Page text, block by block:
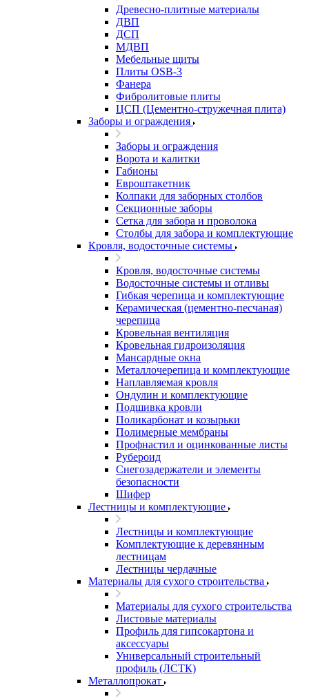
Древесно-плитные материалы
ДВП
ДСП
МДВП
Мебельные щиты
Плиты OSB-3
Фанера
Фибролитовые плиты
ЦСП (Цементно-стружечная плита)
Заборы и ограждения
Заборы и ограждения
Ворота и калитки
Габионы
Евроштакетник
Колпаки для заборных столбов
Секционные заборы
Сетка для забора и проволока
Столбы для забора и комплектующие
Кровля, водосточные системы
Кровля, водосточные системы
Водосточные системы и отливы
Гибкая черепица и комплектующие
Керамическая (цементно-песчаная)
черепица
Кровельная вентиляция
Кровельная гидроизоляция
Мансардные окна
Металлочерепица и комплектующие
Наплавляемая кровля
Ондулин и комплектующие
Подшивка кровли
Поликарбонат и козырьки
Полимерные мембраны
Профнастил и оцинкованные листы
Рубероид
Снегозадержатели и элементы
безопасности
Шифер
Лестницы и комплектующие
Лестницы и комплектующие
Комплектующие к деревянным
лестницам
Лестницы чердачные
Материалы для сухого строительства
Материалы для сухого строительства
Листовые материалы
Профиль для гипсокартона и
аксессуары
Универсальный строительный
профиль (ЛСТК)
Металлопрокат